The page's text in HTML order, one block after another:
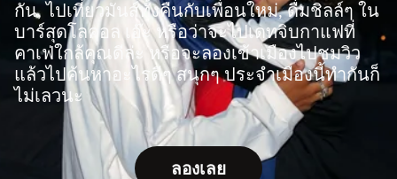
กัน, ไปเที่ยวมันส์ทั้งคืนกับเพื่อนใหม่, ดื่มชิลล์ๆ ใน
บาร์สุดโลคอล เอ๊ะ หรือว่าจะไปเดทจิบกาแฟที่
คาเฟ่ใกล้คุณดีล่ะ หรือจะลองเข้าเมืองไปชมวิว
แล้วไปค้นหาอะไรดีๆ สนุกๆ ประจำเมืองนี้ทำกันก็
ไม่เลวนะ
ลองเลย